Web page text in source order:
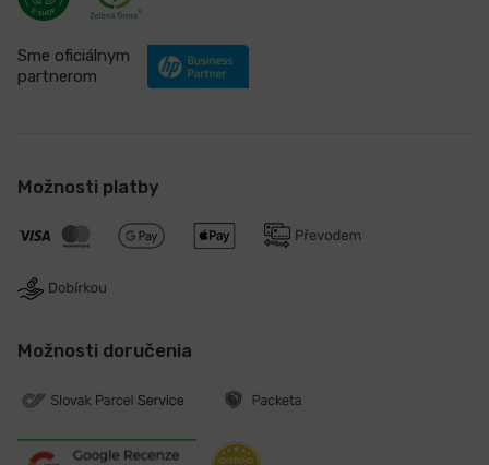
Sme oficiálnym
partnerom
Možnosti platby
Možnosti doručenia